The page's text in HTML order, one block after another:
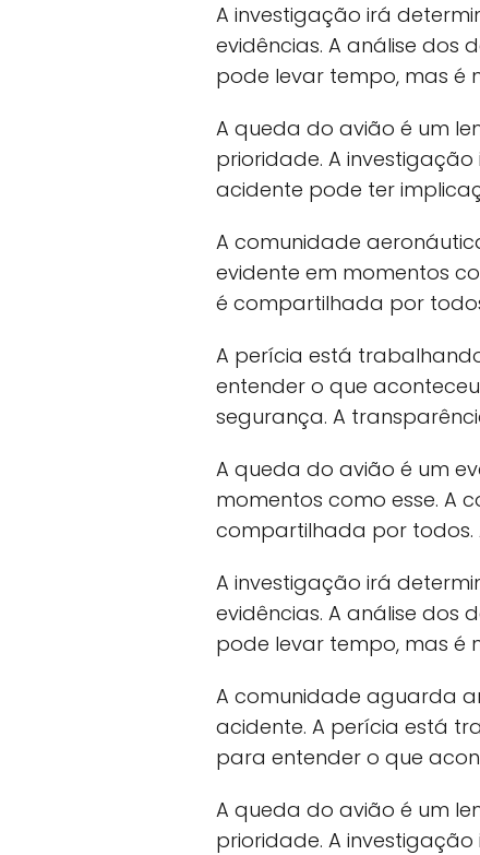
A investigação irá
evidências. A análise dos
pode levar tempo, mas é
A queda do avião é um
prioridade. A
acidente pode ter
A comunidade
evidente em momentos
é compartilhada por
A perícia está
entender o que
segurança. A
A queda do avião é um
momentos como esse. A
compartilhada por todos.
A investigação irá
evidências. A análise dos
pode levar tempo, mas é
A comunidade aguarda
acidente. A perícia está
para entender o que
A queda do avião é um
prioridade. A